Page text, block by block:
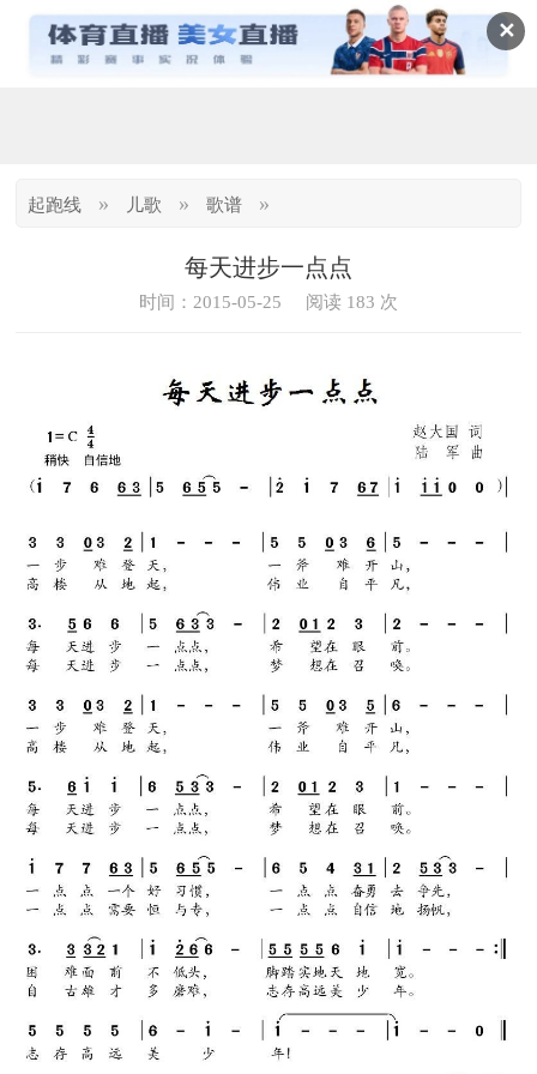
✕
起跑线 » 儿歌 » 歌谱 »
每天进步一点点
时间：2015-05-25 阅读 183 次